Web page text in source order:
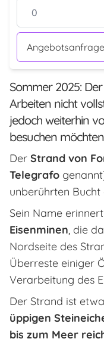
Sommer 2025:
Arbeiten nicht
jedoch weiterhin
besuchen
Der Strand von
Telegrafo
unberührten
Sein Name
Eisenminen, die
Nordseite des
Überreste einiger
Verarbeitung des
Der Strand ist
üppigen
bis zum Meer
Angebotsanfrage